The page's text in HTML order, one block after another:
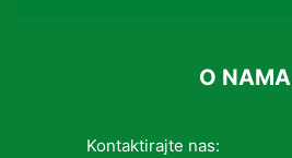
O NAMA
Kontaktirajte nas: